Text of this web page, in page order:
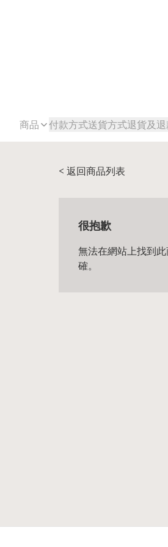
商品 付款方式送貨方式退貨及
< 返回商品列表
很抱歉
無法在網站上找到
確。